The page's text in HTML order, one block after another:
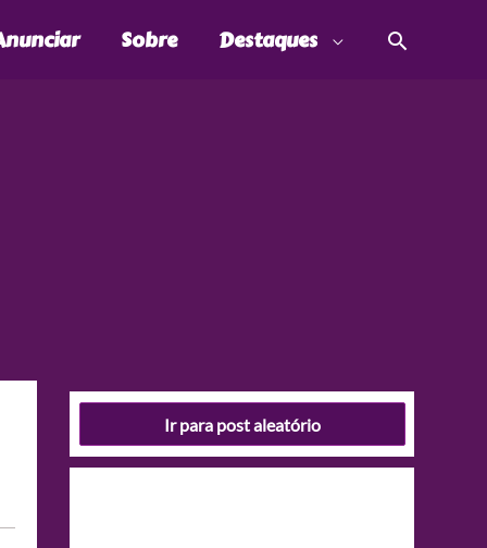
Sobre Destaques
Ir para post aleatório